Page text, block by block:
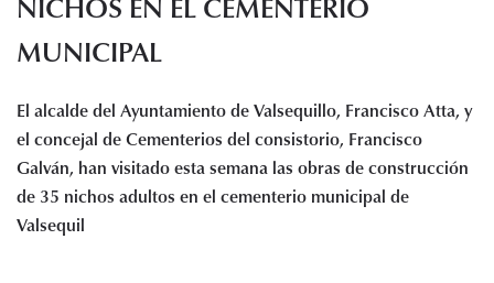
Enlaces de interés
Audiovisuales
Transparencia
Sede electrónica
Contacto
MUNICIPAL
El alcalde del Ayuntamiento de Valsequillo, Francisco Atta, y
el concejal de Cementerios del consistorio, Francisco
Galván, han visitado esta semana las obras de construcción
de 35 nichos adultos en el cementerio municipal de
Valsequil